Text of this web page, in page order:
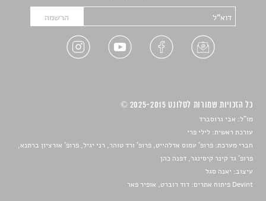
כל הזכויות שמורות לסלונט 2025-2015 ©
מו"ל: אבי גרוסברד
עורכת ראשית: לילי פרי
חברי מערכת: פרופ' עמוס אדלהייט, פרופ' ורד טוהר, רני יגיל, פרופ' אורציון ברתנא,
פרופ' גד קינר קיסינגר, דפנה כהן
עיצוב: יאנה סגל
Devint פיתוח אתרים: דוד רוברט, אופיר פאר